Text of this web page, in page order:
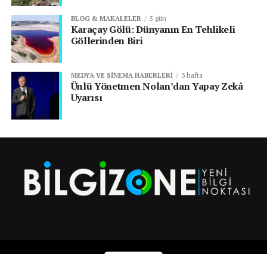
BLOG & MAKALELER 5 gün
Karaçay Gölü: Dünyanın En Tehlikeli
Göllerinden Biri
MEDYA VE SINEMA HABERLERI 3 hafta
Ünlü Yönetmen Nolan’dan Yapay Zekâ
Uyarısı